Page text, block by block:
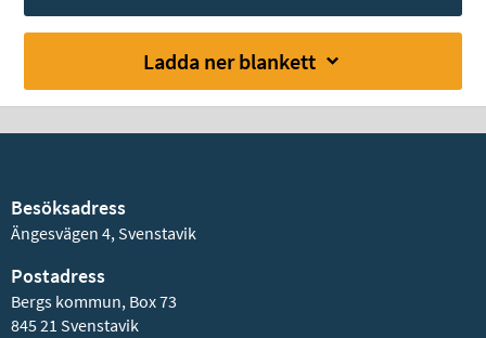
Ladda ner blankett
Besöksadress
Ängesvägen 4, Svenstavik
Postadress
Bergs kommun, Box 73
845 21 Svenstavik